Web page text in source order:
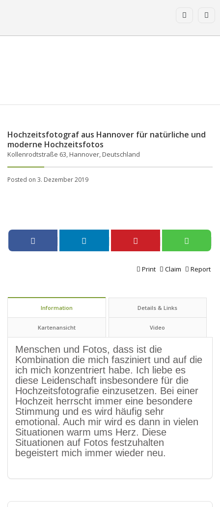
Hochzeitsfotograf aus Hannover für natürliche und
moderne Hochzeitsfotos
Kollenrodtstraße 63, Hannover, Deutschland
Posted on 3. Dezember 2019
Report
Claim
Print
Information Details & Links
Kartenansicht Video
Menschen und Fotos, dass ist die
Kombination die mich fasziniert und auf die
ich mich konzentriert habe. Ich liebe es
diese Leidenschaft insbesondere für die
Hochzeitsfotografie einzusetzen. Bei einer
Hochzeit herrscht immer eine besondere
Stimmung und es wird häufig sehr
emotional. Auch mir wird es dann in vielen
Situationen warm ums Herz. Diese
Situationen auf Fotos festzuhalten
begeistert mich immer wieder neu.